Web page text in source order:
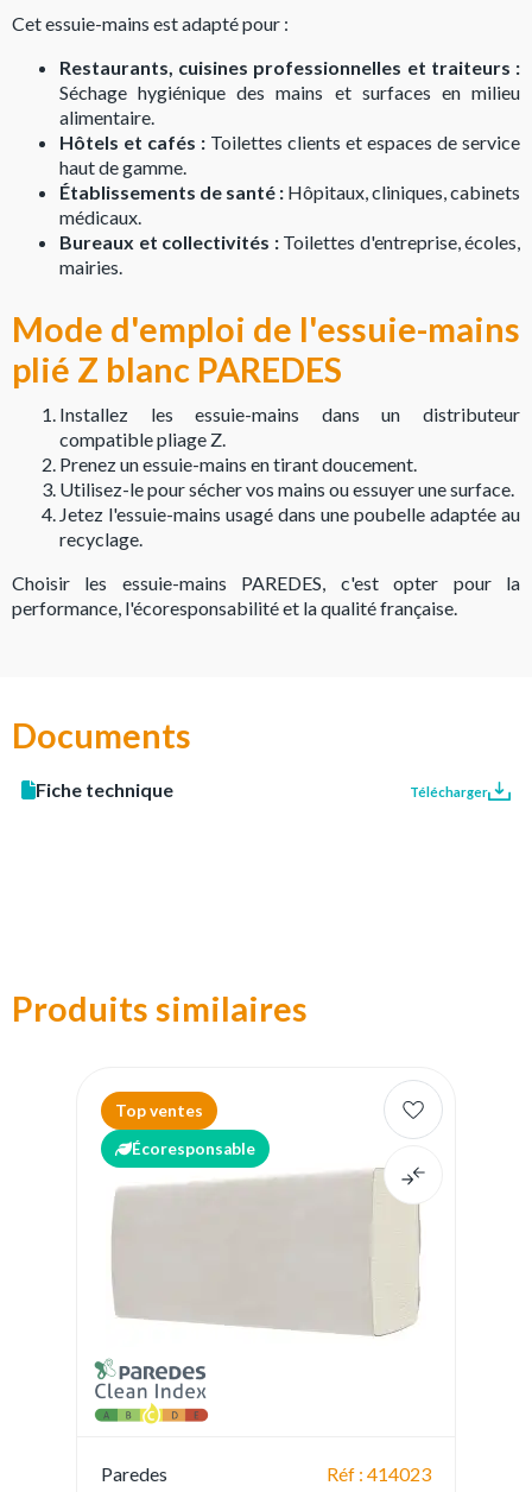
Cet essuie-mains est adapté pour :
Restaurants, cuisines professionnelles et traiteurs :
Séchage hygiénique des mains et surfaces en milieu
alimentaire.
Hôtels et cafés : Toilettes clients et espaces de service
haut de gamme.
Établissements de santé : Hôpitaux, cliniques, cabinets
médicaux.
Bureaux et collectivités :Toilettes d'entreprise, écoles,
mairies.
Mode d'emploi de l'essuie-mains
plié Z blanc PAREDES
Installez les essuie-mains dans un distributeur
compatible pliage Z.
Prenez un essuie-mains en tirant doucement.
Utilisez-le pour sécher vos mains ou essuyer une surface.
Jetez l'essuie-mains usagé dans une poubelle adaptée au
recyclage.
Choisir les essuie-mains PAREDES, c'est opter pour la
performance, l'écoresponsabilité et la qualité française.
Documents
Fiche technique Télécharger
Produits similaires
Top ventes
Écoresponsable
Paredes Réf : 414023